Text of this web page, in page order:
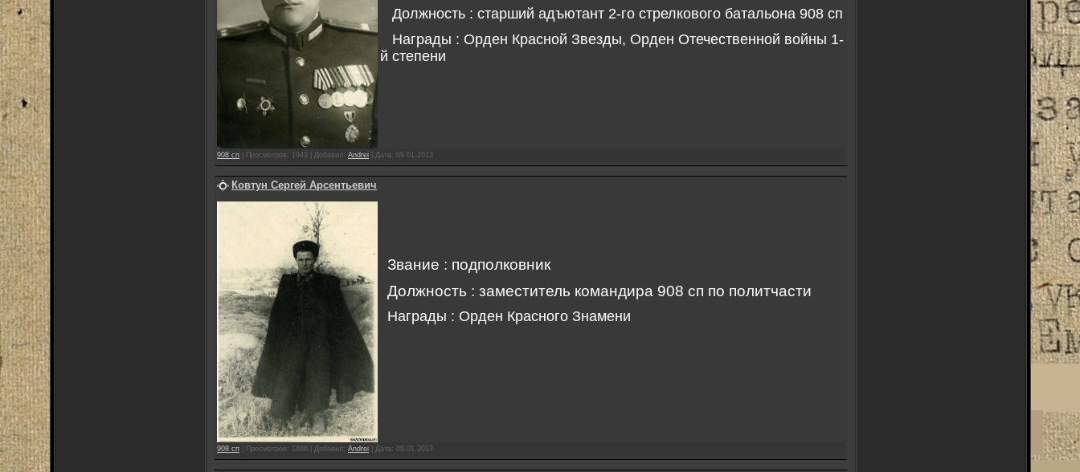
Должность : старший адъютант 2-го стрелкового батальона 908 сп
Награды : Орден Красной Звезды, Орден Отечественной войны 1-
й степени
908 сп Просмотров: 1943 Добавил: Andrei Дата: 09.01.2013
Ковтун Сергей Арсентьевич
Звание : подполковник
Должность : заместитель командира 908 сп по политчасти
Награды : Орден Красного Знамени
908 сп Просмотров: 1866 Добавил: Andrei Дата: 09.01.2013